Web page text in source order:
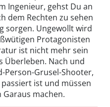
Ingenieur, gehst Du an
dem Rechten zu sehen
sorgen. Ungewollt wird
Protagonisten
ist nicht mehr sein
Überleben. Nach und
Person-Grusel-Shooter,
ist und müssen
machen.